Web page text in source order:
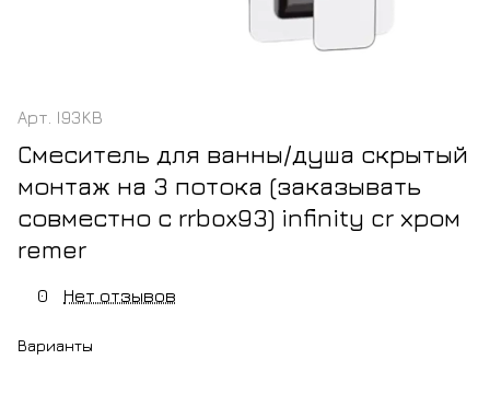
Арт. I93KB
Смеситель для ванны/душа скрытый
монтаж на 3 потока (заказывать
совместно с rrbox93) infinity cr хром
remer
0 Нет отзывов
Варианты